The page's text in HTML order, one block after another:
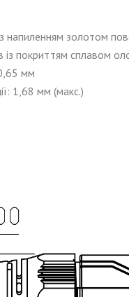
напиленням золотом
із покриттям сплавом
мм
1,68 мм (макс.)